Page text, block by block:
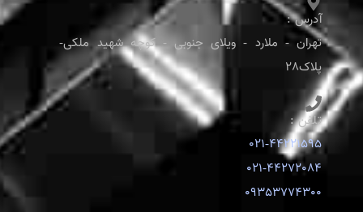
آدرس :
تهران - ملارد - ویلای جنوبی - کوچه شهید ملکی-
پلاک28
تلفن :
021-44221595
021-44272084
09353774300